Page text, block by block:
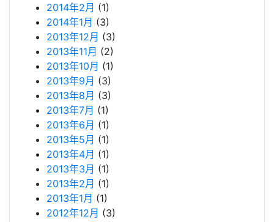
2014年2月 (1)
2014年1月 (3)
2013年12月 (3)
2013年11月 (2)
2013年10月 (1)
2013年9月 (3)
2013年8月 (3)
2013年7月 (1)
2013年6月 (1)
2013年5月 (1)
2013年4月 (1)
2013年3月 (1)
2013年2月 (1)
2013年1月 (1)
2012年12月 (3)